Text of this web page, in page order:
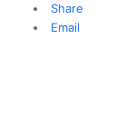
Share
Email